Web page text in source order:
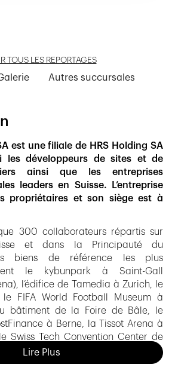
TOUS LES REPORTAGES
Autres succursales
est une filiale de HRS Holding SA
les développeurs de sites et de
ainsi que les entreprises
leaders en Suisse. L’entreprise
propriétaires et son siège est à
300 collaborateurs répartis sur
et dans la Principauté du
biens de référence les plus
le kybunpark à Saint-Gall
l’édifice de Tamedia à Zurich, le
FIFA World Football Museum à
bâtiment de la Foire de Bâle, le
à Berne, la Tissot Arena à
Swiss Tech Convention Center de
fédérale) à Lausanne et le
à Corsier-sur-Vevey.
Lire Plus